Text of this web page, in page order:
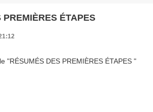
PREMIÈRES ÉTAPES